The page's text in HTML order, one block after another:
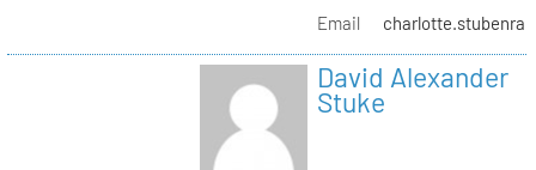
Email
David Alexander
Stuke